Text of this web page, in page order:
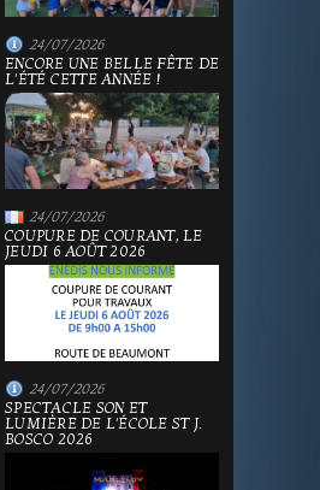
24/07/2026
ENCORE UNE BELLE FÊTE DE
L'ÉTÉ CETTE ANNÉE !
24/07/2026
COUPURE DE COURANT, LE
JEUDI 6 AOÛT 2026
24/07/2026
SPECTACLE SON ET
LUMIÈRE DE L'ÉCOLE ST J.
BOSCO 2026